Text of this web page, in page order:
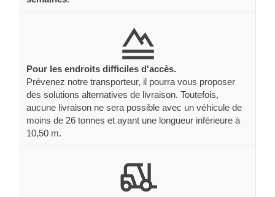
Pour les endroits difficiles d'accès.
Prévenez notre transporteur, il pourra vous proposer
des solutions alternatives de livraison. Toutefois,
aucune livraison ne sera possible avec un véhicule de
moins de 26 tonnes et ayant une longueur inférieure à
10,50 m.